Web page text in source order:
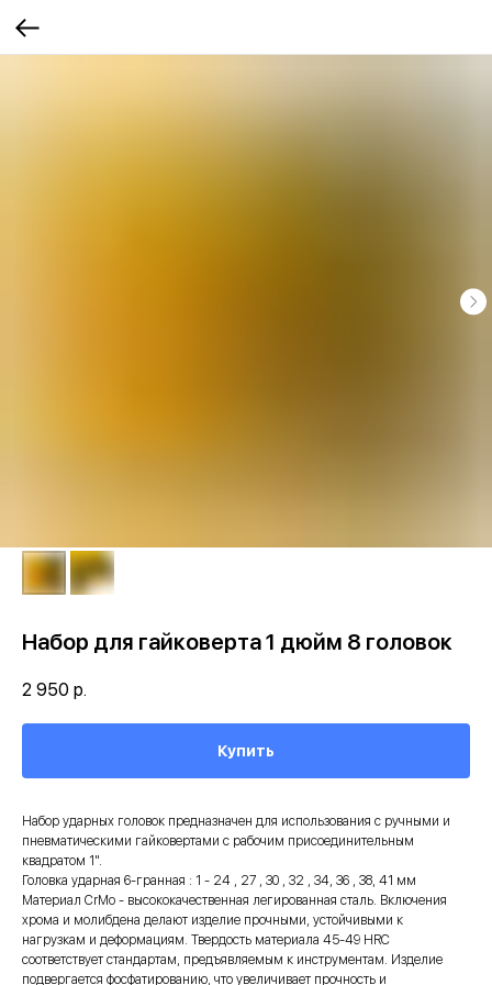
Набор для гайковерта 1 дюйм 8 головок
2 950 р.
Купить
Набор ударных головок предназначен для использования с ручными и
пневматическими гайковертами с рабочим присоединительным
квадратом 1".
Головка ударная 6-гранная : 1 - 24 , 27 , 30 , 32 , 34, 36 , 38, 41 мм
Материал CrMo - высококачественная легированная сталь. Включения
хрома и молибдена делают изделие прочными, устойчивыми к
нагрузкам и деформациям. Твердость материала 45-49 HRC
соответствует стандартам, предъявляемым к инструментам. Изделие
подвергается фосфатированию, что увеличивает прочность и